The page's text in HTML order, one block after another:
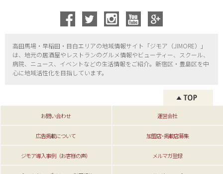
高田馬場・早稲田・目白エリアの地域情報サイト「ジモア（JIMORE）」
は、地元の居酒屋やレストランのグルメ情報やビューティー、
スクール、
病院、ニュース、イベントなどの生活情報をご紹介。新宿区・ 豊島区を中
心に地域活性化を目指しています。
お問い合わせ 運営会社
広告掲載について 加盟店･掲載店募集
ジモア導入事例（お客様の声） メルマガ登録